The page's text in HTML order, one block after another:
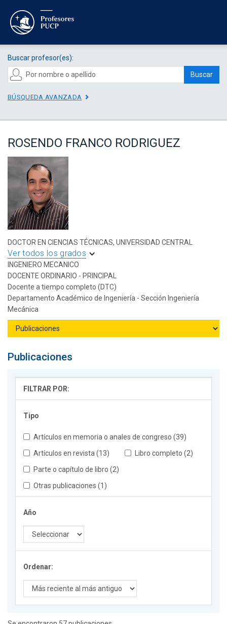
Buscar profesor(es):
Buscar
BÚSQUEDA AVANZADA
ROSENDO FRANCO RODRIGUEZ
DOCTOR EN CIENCIAS TÉCNICAS, UNIVERSIDAD CENTRAL
Ver todos los grados
INGENIERO MECANICO
DOCENTE ORDINARIO - PRINCIPAL
Docente a tiempo completo (DTC)
Departamento Académico de Ingeniería - Sección Ingeniería
Mecánica
Publicaciones
FILTRAR POR:
Tipo
Artículos en memoria o anales de congreso (39)
Artículos en revista (13)
Libro completo (2)
Parte o capítulo de libro (2)
Otras publicaciones (1)
Año
Ordenar: